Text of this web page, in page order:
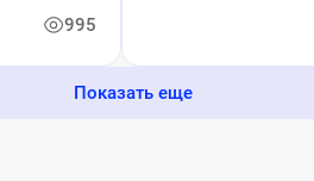
995
Показать еще